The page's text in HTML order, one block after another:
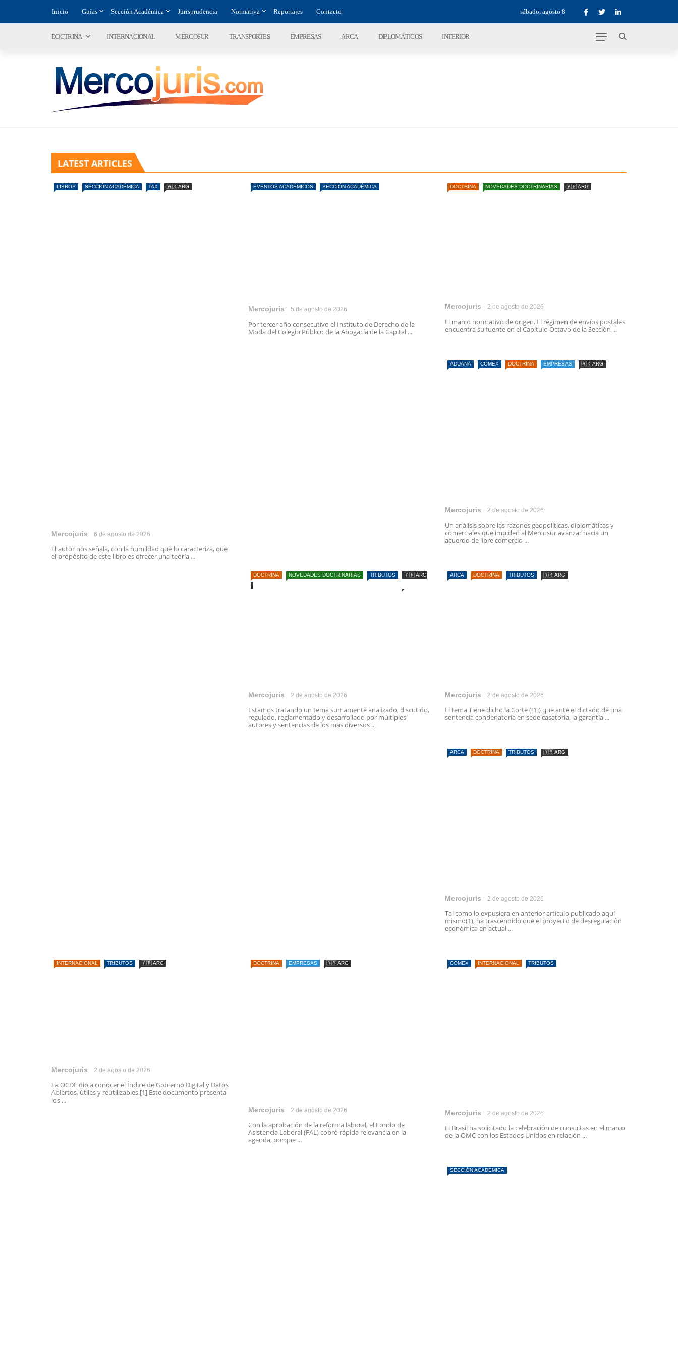
Inicio Guías Sección Académica Jurisprudencia Normativa Reportajes Contacto sábado, agosto 8
DOCTRINA INTERNACIONAL MERCOSUR TRANSPORTES EMPRESAS ARCA DIPLOMÁTICOS INTERIOR
LATEST ARTICLES
LIBROS SECCIÓN ACADÉMICA TAX 🇦🇷 ARG
Mercojuris 6 de agosto de 2026
El autor nos señala, con la humildad que lo caracteriza, que
el propósito de este libro es ofrecer una teoría ...
EVENTOS ACADÉMICOS SECCIÓN ACADÉMICA
Mercojuris 5 de agosto de 2026
Por tercer año consecutivo el Instituto de Derecho de la
Moda del Colegio Público de la Abogacía de la Capital ...
DOCTRINA NOVEDADES DOCTRINARIAS 🇦🇷 ARG
Mercojuris 2 de agosto de 2026
El marco normativo de origen. El régimen de envíos postales
encuentra su fuente en el Capítulo Octavo de la Sección ...
ADUANA COMEX DOCTRINA EMPRESAS 🇦🇷 ARG
Mercojuris 2 de agosto de 2026
Un análisis sobre las razones geopolíticas, diplomáticas y
comerciales que impiden al Mercosur avanzar hacia un
acuerdo de libre comercio ...
DOCTRINA NOVEDADES DOCTRINARIAS TRIBUTOS 🇦🇷 ARG
Mercojuris 2 de agosto de 2026
Estamos tratando un tema sumamente analizado, discutido,
regulado, reglamentado y desarrollado por múltiples
autores y sentencias de los mas diversos ...
ARCA DOCTRINA TRIBUTOS 🇦🇷 ARG
Mercojuris 2 de agosto de 2026
El tema Tiene dicho la Corte ([1]) que ante el dictado de una
sentencia condenatoria en sede casatoria, la garantía ...
ARCA DOCTRINA TRIBUTOS 🇦🇷 ARG
Mercojuris 2 de agosto de 2026
Tal como lo expusiera en anterior artículo publicado aquí
mismo(1), ha trascendido que el proyecto de desregulación
económica en actual ...
INTERNACIONAL TRIBUTOS 🇦🇷 ARG
Mercojuris 2 de agosto de 2026
La OCDE dio a conocer el Índice de Gobierno Digital y Datos
Abiertos, útiles y reutilizables.[1] Este documento presenta
los ...
DOCTRINA EMPRESAS 🇦🇷 ARG
Mercojuris 2 de agosto de 2026
Con la aprobación de la reforma laboral, el Fondo de
Asistencia Laboral (FAL) cobró rápida relevancia en la
agenda, porque ...
COMEX INTERNACIONAL TRIBUTOS
Mercojuris 2 de agosto de 2026
El Brasil ha solicitado la celebración de consultas en el marco
de la OMC con los Estados Unidos en relación ...
SECCIÓN ACADÉMICA